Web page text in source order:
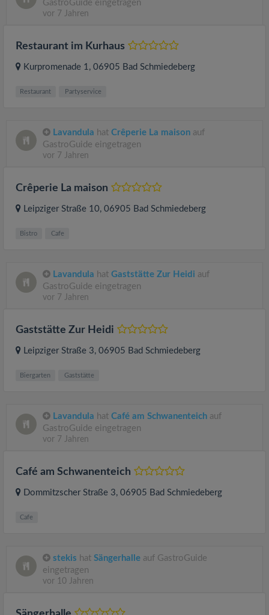
GastroGuide eingetragen
vor 7 Jahren
Restaurant im Kurhaus
Kurpromenade 1, 06905 Bad Schmiedeberg
Restaurant Partyservice
Lavandula hat Crêperie La maison auf
GastroGuide eingetragen
vor 7 Jahren
Crêperie La maison
Leipziger Straße 10, 06905 Bad Schmiedeberg
Bistro Cafe
Lavandula hat Gaststätte Zur Heidi auf
GastroGuide eingetragen
vor 7 Jahren
Gaststätte Zur Heidi
Leipziger Straße 3, 06905 Bad Schmiedeberg
Biergarten Gaststätte
Lavandula hat Café am Schwanenteich auf
GastroGuide eingetragen
vor 7 Jahren
Café am Schwanenteich
Dommitzscher Straße 3, 06905 Bad Schmiedeberg
Cafe
stekis hat Sängerhalle auf GastroGuide
eingetragen
vor 10 Jahren